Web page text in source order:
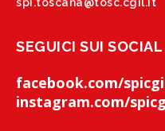
SEGUICI SUI SOCIAL
facebook.com/
instagram.com/